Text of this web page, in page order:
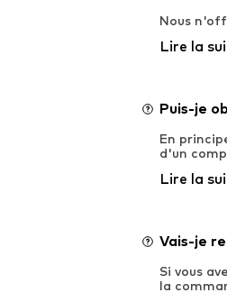
Nous
Lire la
Puis-je
En
d'un
Lire la
Vais-je
Si vous
la